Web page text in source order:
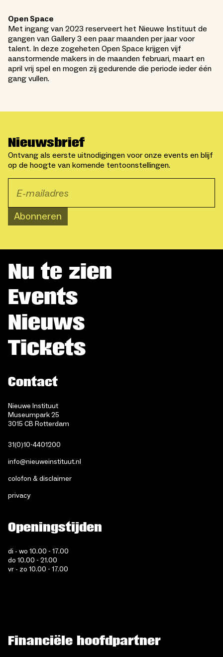
Open Space
Met ingang van 2023 reserveert het Nieuwe Instituut de
gangen van Gallery 3 een paar maanden per jaar voor
talent. In deze zogeheten Open Space krijgen vijf
aanstormende makers in de maanden februari, maart en
april vrij spel en mogen zij gedurende die periode ieder één
gang vullen.
Nieuwsbrief
Ontvang als eerste uitnodigingen voor onze events en blijf
op de hoogte van komende tentoonstellingen.
Abonneren
Nu te zien
Events
Nieuws
Tickets
Contact
Nieuwe Instituut
Museumpark 25
3015 CB Rotterdam
31(0)10-4401200
info@nieuweinstituut.nl
colofon & disclaimer
privacy
Openingstijden
di - wo 10.00 - 17.00
do 10.00 - 21.00
vr - zo 10.00 - 17.00
Financiële hoofdpartner